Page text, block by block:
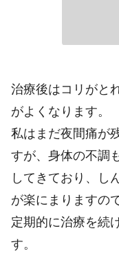
治療後はコリがと
がよくなります。
私はまだ夜間痛が
すが、身体の不調
してきており、し
が楽にまりますの
定期的に治療を続
す。